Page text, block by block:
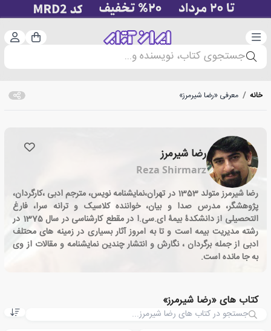
دسته‌بندی سبد
جستجوی کتاب، نویسنده و...
خانه / معرفی «رضا شیرمرز»
رضا شیرمرز
Reza Shirmarz
رضا شیرمرز متولد 1353 در تهران،نمایشنامه نویس، مترجم ادبی ،کارگردان،
پژوهشگر، مدرس صدا و بیان، خواننده کلاسیک و ترانه سرا، فارغ
التحصیلی از دانشکدۀ بیمۀ ای.سی.ا در مقطع کارشناسی در سال 1375 در
رشته مدیریت بیمه است و تا به امروز آثار بسیاری در زمینه های محتلف
ادبی از جمله برگردان ، نگارش و انتشار چندین نمایشنامه و مقالات از وی
به جا مانده است.
کتاب های «رضا شیرمرز»